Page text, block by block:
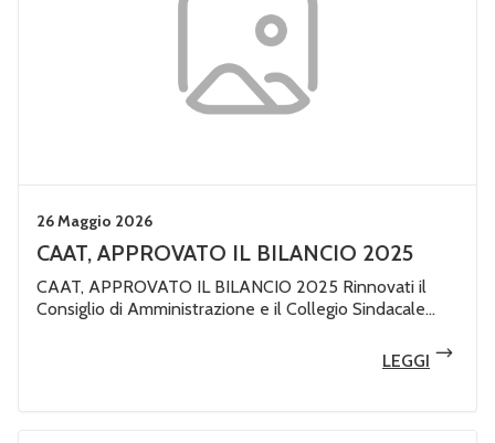
26 Maggio 2026
CAAT, APPROVATO IL BILANCIO 2025
CAAT, APPROVATO IL BILANCIO 2025 Rinnovati il
Consiglio di Amministrazione e il Collegio Sindacale...
LEGGI